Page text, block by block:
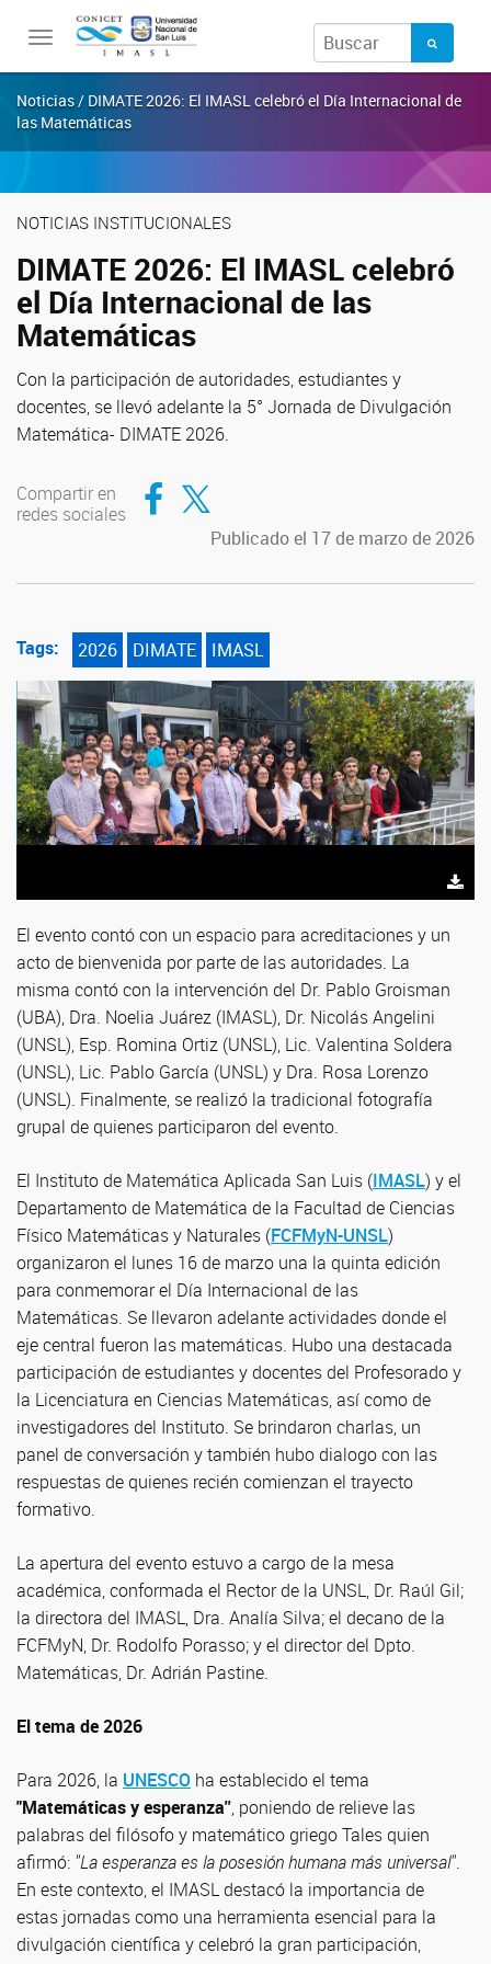
Toggle
navigation
Noticias / DIMATE 2026: El IMASL celebró el Día Internacional de
las Matemáticas
NOTICIAS INSTITUCIONALES
DIMATE 2026: El IMASL celebró
el Día Internacional de las
Matemáticas
Con la participación de autoridades, estudiantes y
docentes, se llevó adelante la 5° Jornada de Divulgación
Matemática- DIMATE 2026.
Compartir en
redes sociales
Compartir en Facebook
Compartir en Twitter
Publicado el 17 de marzo de 2026
Tags: 2026 DIMATE IMASL
El evento contó con un espacio para acreditaciones y un
acto de bienvenida por parte de las autoridades. La
misma contó con la intervención del Dr. Pablo Groisman
(UBA), Dra. Noelia Juárez (IMASL), Dr. Nicolás Angelini
(UNSL), Esp. Romina Ortiz (UNSL), Lic. Valentina Soldera
(UNSL), Lic. Pablo García (UNSL) y Dra. Rosa Lorenzo
(UNSL). Finalmente, se realizó la tradicional fotografía
grupal de quienes participaron del evento.
El Instituto de Matemática Aplicada San Luis (IMASL) y el
Departamento de Matemática de la Facultad de Ciencias
Físico Matemáticas y Naturales (FCFMyN-UNSL)
organizaron el lunes 16 de marzo una la quinta edición
para conmemorar el Día Internacional de las
Matemáticas. Se llevaron adelante actividades donde el
eje central fueron las matemáticas. Hubo una destacada
participación de estudiantes y docentes del Profesorado y
la Licenciatura en Ciencias Matemáticas, así como de
investigadores del Instituto. Se brindaron charlas, un
panel de conversación y también hubo dialogo con las
respuestas de quienes recién comienzan el trayecto
formativo.
La apertura del evento estuvo a cargo de la mesa
académica, conformada el Rector de la UNSL, Dr. Raúl Gil;
la directora del IMASL, Dra. Analía Silva; el decano de la
FCFMyN, Dr. Rodolfo Porasso; y el director del Dpto.
Matemáticas, Dr. Adrián Pastine.
El tema de 2026
Para 2026, la UNESCO ha establecido el tema
"Matemáticas y esperanza'', poniendo de relieve las
palabras del filósofo y matemático griego Tales quien
afirmó: ''La esperanza es la posesión humana más universal''.
En este contexto, el IMASL destacó la importancia de
estas jornadas como una herramienta esencial para la
divulgación científica y celebró la gran participación,